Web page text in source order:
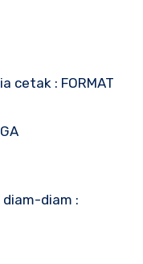
cetak : FORMAT
diam-diam :